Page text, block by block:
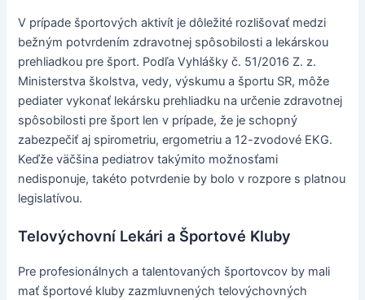
V prípade športových aktivít je dôležité rozlišovať medzi
bežným potvrdením zdravotnej spôsobilosti a lekárskou
prehliadkou pre šport. Podľa Vyhlášky č. 51/2016 Z. z.
Ministerstva školstva, vedy, výskumu a športu SR, môže
pediater vykonať lekársku prehliadku na určenie zdravotnej
spôsobilosti pre šport len v prípade, že je schopný
zabezpečiť aj spirometriu, ergometriu a 12-zvodové EKG.
Keďže väčšina pediatrov takýmito možnosťami
nedisponuje, takéto potvrdenie by bolo v rozpore s platnou
legislatívou.
Telovýchovní Lekári a Športové Kluby
Pre profesionálnych a talentovaných športovcov by mali
mať športové kluby zazmluvnených telovýchovných